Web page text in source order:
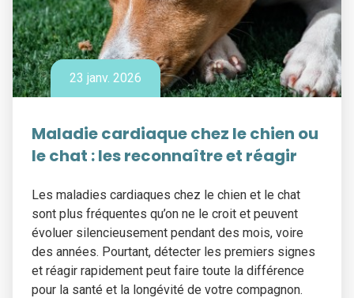
23 janv. 2026
Maladie cardiaque chez le chien ou
le chat : les reconnaître et réagir
Les maladies cardiaques chez le chien et le chat
sont plus fréquentes qu’on ne le croit et peuvent
évoluer silencieusement pendant des mois, voire
des années. Pourtant, détecter les premiers signes
et réagir rapidement peut faire toute la différence
pour la santé et la longévité de votre compagnon.